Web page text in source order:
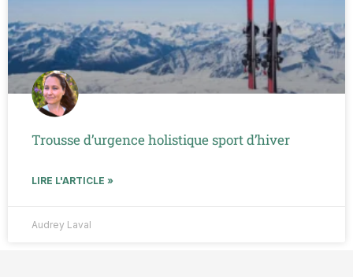
Trousse d’urgence holistique sport d’hiver
LIRE L'ARTICLE »
Audrey Laval